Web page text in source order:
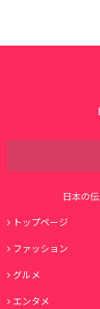
日本の
トップページ
ファッション
グルメ
エンタメ